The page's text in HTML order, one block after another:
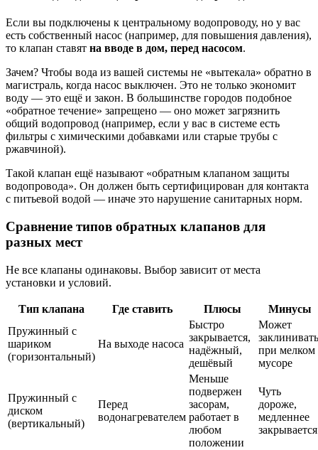
Если вы подключены к центральному водопроводу, но у вас
есть собственный насос (например, для повышения давления),
то клапан ставят на вводе в дом, перед насосом.
Зачем? Чтобы вода из вашей системы не «вытекала» обратно в
магистраль, когда насос выключен. Это не только экономит
воду — это ещё и закон. В большинстве городов подобное
«обратное течение» запрещено — оно может загрязнить
общий водопровод (например, если у вас в системе есть
фильтры с химическими добавками или старые трубы с
ржавчиной).
Такой клапан ещё называют «обратным клапаном защиты
водопровода». Он должен быть сертифицирован для контакта
с питьевой водой — иначе это нарушение санитарных норм.
Сравнение типов обратных клапанов для
разных мест
Не все клапаны одинаковы. Выбор зависит от места
установки и условий.
Тип клапана Где ставить Плюсы
Минусы
Пружинный с
шариком
(горизонтальный)
На выходе насоса
Быстро
закрывается,
надёжный,
дешёвый
Может
заклинивать
при мелком
мусоре
Пружинный с
диском
(вертикальный)
Перед
водонагревателем
Меньше
подвержен
засорам,
работает в
любом
положении
Чуть
дороже,
медленнее
закрывается